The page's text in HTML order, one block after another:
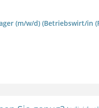
(m/w/d) (Betriebswirt/in